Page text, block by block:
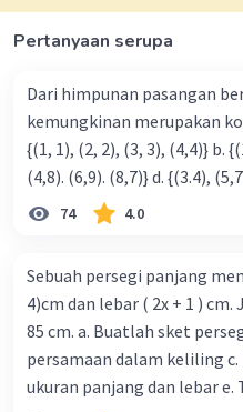
Pertanyaan serupa
Dari himpunan pasangan
kemungkinan merupakan ko- respondensi satu-satu?
{(1, 1), (2, 2), (3, 3), (4,4)} b. {(1, 2), (2, 3), (3, 4). (4,5)} c. {(2,7).
(4,8). (6,9). (8,7)} d.
74 4.0
Sebuah persegi panjang
4)cm dan lebar ( 2x + 1 )
85 cm. a. Buatlah sket
persamaan dalam keliling
ukuran panjang dan lebar e.